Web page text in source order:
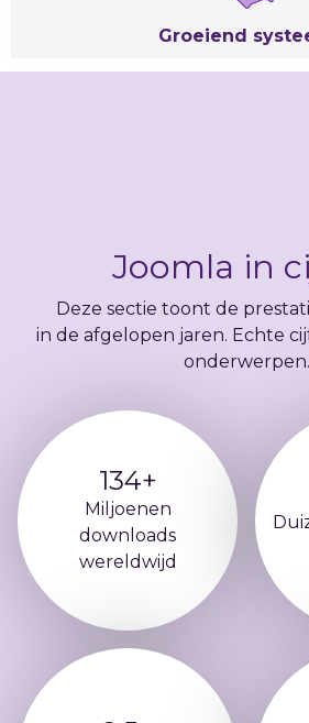
Groeiend
Joomla in
Deze sectie toont de
in de afgelopen jaren. Echte
onderwerpen.
134+
Miljoenen
downloads
wereldwijd